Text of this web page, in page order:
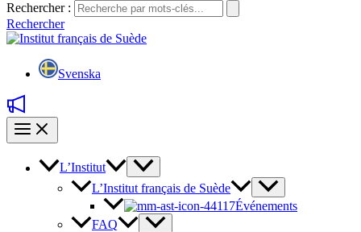
Rechercher :
Rechercher
Svenska
L’Institut
L’Institut français de Suède
Événements
FAQ